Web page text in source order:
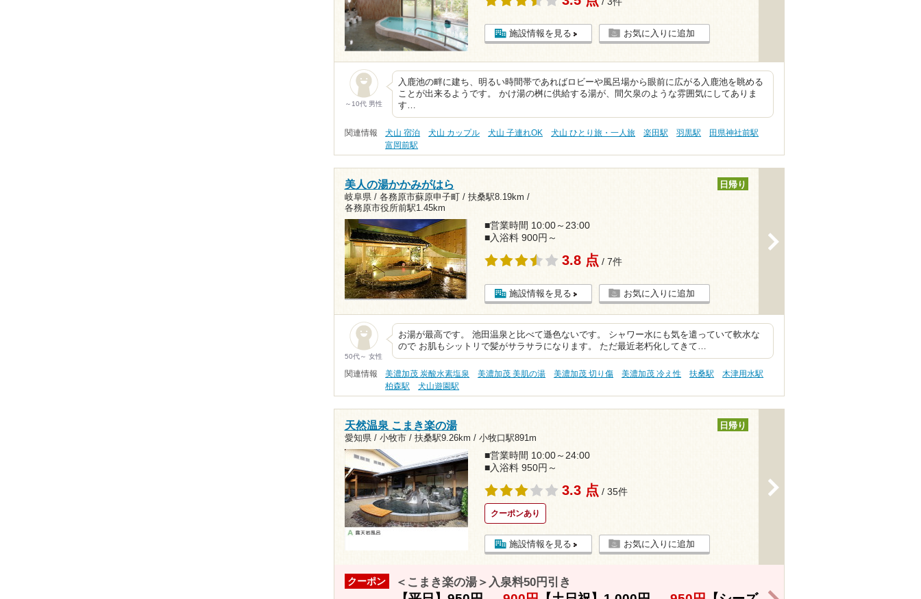
施設情報を見る お気に入りに追加
～10代 男性
入鹿池の畔に建ち、明るい時間帯であればロビーや風呂場から眼前に広がる入鹿池を眺める
ことが出来るようです。 かけ湯の桝に供給する湯が、間欠泉のような雰囲気にしてありま
す…
関連情報 犬山 宿泊 犬山 カップル 犬山 子連れOK 犬山 ひとり旅・一人旅 楽田駅 羽黒駅
田県神社前駅
富岡前駅
美人の湯かかみがはら
岐阜県 / 各務原市蘇原申子町 / 扶桑駅8.19km /
各務原市役所前駅1.45km
日帰り
■営業時間 10:00～23:00
■入浴料 900円～
3.8 点 / 7件
施設情報を見る お気に入りに追加
50代～ 女性
お湯が最高です。 池田温泉と比べて遜色ないです。 シャワー水にも気を遣っていて軟水な
ので お肌もシットリで髪がサラサラになります。 ただ最近老朽化してきて…
関連情報 美濃加茂 炭酸水素塩泉 美濃加茂 美肌の湯 美濃加茂 切り傷 美濃加茂 冷え性 扶桑駅
木津用水駅
柏森駅
犬山遊園駅
天然温泉 こまき楽の湯
愛知県 / 小牧市 / 扶桑駅9.26km / 小牧口駅891m
日帰り
■営業時間 10:00～24:00
■入浴料 950円～
3.3 点 / 35件
クーポンあり
施設情報を見る お気に入りに追加
クーポン ＜こまき楽の湯＞入泉料50円引き